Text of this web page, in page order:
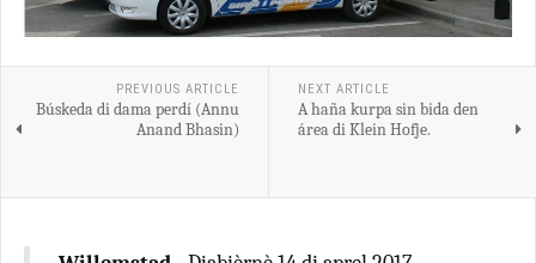
PREVIOUS ARTICLE
Búskeda di dama perdí (Annu
Anand Bhasin)
NEXT ARTICLE
A haña kurpa sin bida den
área di Klein Hofje.